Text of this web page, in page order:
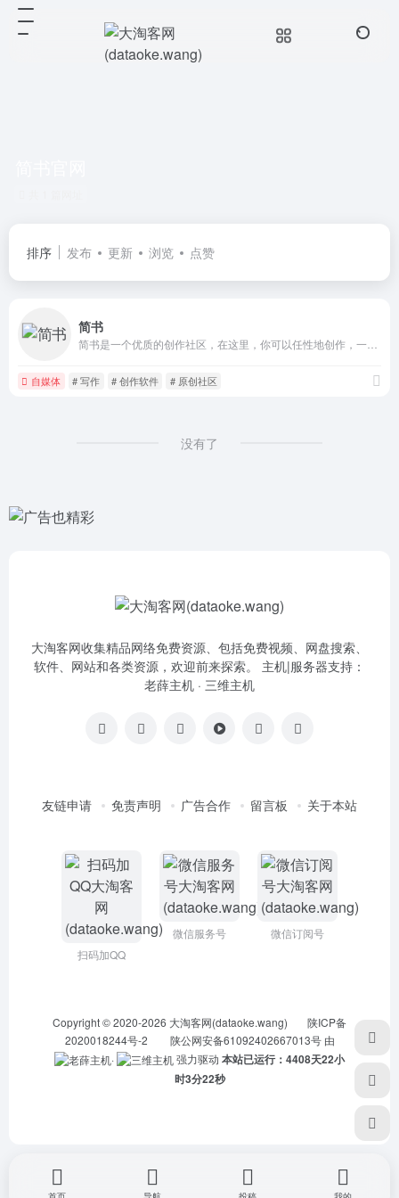
排序 发布 更新 浏览 点赞
简书
自媒体 # 写作 # 创作软件 # 原创社区
没有了
大淘客网收集精品网络免费资源、包括免费视频、网盘搜索、
软件、网站和各类资源，欢迎前来探索。 主机|服务器支持：
老薛主机 · 三维主机
友链申请 免责声明 广告合作 留言板 关于本站
扫码加QQ
微信服务号 微信订阅号
Copyright © 2020-2026 大淘客网(dataoke.wang)
陕ICP备
2020018244号-2
陕公网安备61092402667013号由
·
强力驱动 本站已运行：4408天22小
时3分22秒